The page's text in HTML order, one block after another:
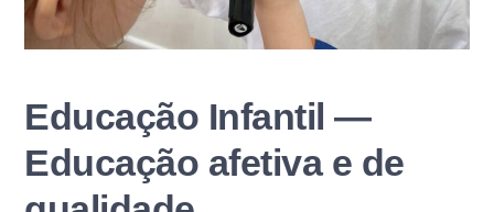
Educação Infantil —
Educação afetiva e de